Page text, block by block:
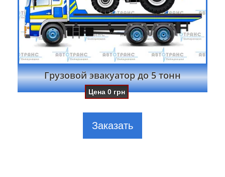
Грузовой эвакуатор до 5 тонн
Цена0 грн
Заказать